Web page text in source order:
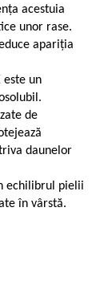
acestuia
unor rase.
apariția
este un
de
daunelor
echilibrul pielii
în vârstă.